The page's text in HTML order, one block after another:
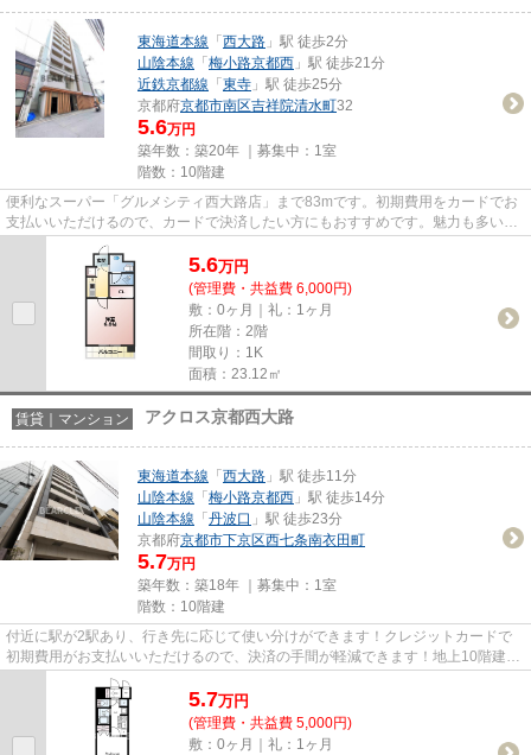
東海道本線 「 西大路 」駅 徒歩2分
山陰本線 「 梅小路京都西 」駅 徒歩21分
近鉄京都線 「 東寺 」駅 徒歩25分
京都府京都市南区吉祥院清水町32
5.6万円
築年数：築20年 ｜募集中： 1室
階数：10階建
便利なスーパー「グルメシティ西大路店」まで83mです。初期費用をカードでお
支払いいただけるので、カードで決済したい方にもおすすめです。魅力も多い賃
貸物件はいかがでしょうか。気...
5.6万円
(管理費・共益費 6,000円)
敷：0ヶ月｜礼：1ヶ月
所在階：2階
間取り：1K
面積：23.12㎡
賃貸｜マンション アクロス京都西大路
東海道本線 「 西大路 」駅 徒歩11分
山陰本線 「 梅小路京都西 」駅 徒歩14分
山陰本線 「 丹波口 」駅 徒歩23分
京都府京都市下京区西七条南衣田町
5.7万円
築年数：築18年 ｜募集中： 1室
階数：10階建
付近に駅が2駅あり、行き先に応じて使い分けができます！クレジットカードで
初期費用がお支払いいただけるので、決済の手間が軽減できます！地上10階建て
でニーズの高い物件です！ぜひ...
5.7万円
(管理費・共益費 5,000円)
敷：0ヶ月｜礼：1ヶ月